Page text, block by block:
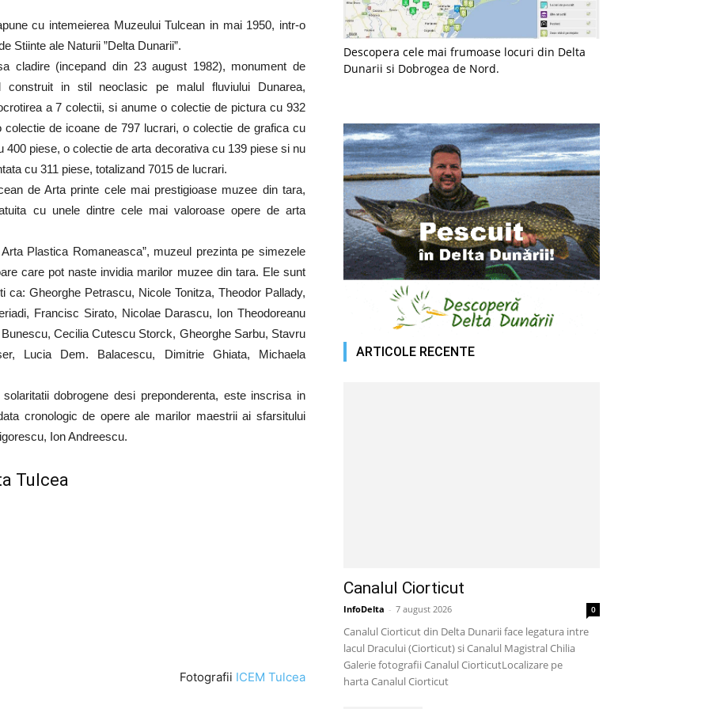
cu intemeierea Muzeului Tulcean in mai 1950, intr-o
Stiinte ale Naturii ”Delta Dunarii”.
cladire (incepand din 23 august 1982), monument de
construit in stil neoclasic pe malul fluviului Dunarea,
a 7 colectii, si anume o colectie de pictura cu 932
de icoane de 797 lucrari, o colectie de grafica cu
piese, o colectie de arta decorativa cu 139 piese si nu
cu 311 piese, totalizand 7015 de lucrari.
de Arta printe cele mai prestigioase muzee din tara,
cu unele dintre cele mai valoroase opere de arta
Plastica Romaneasca”, muzeul prezinta pe simezele
care pot naste invidia marilor muzee din tara. Ele sunt
Gheorghe Petrascu, Nicole Tonitza, Theodor Pallady,
Francisc Sirato, Nicolae Darascu, Ion Theodoreanu
Cecilia Cutescu Storck, Gheorghe Sarbu, Stavru
Lucia Dem. Balacescu, Dimitrie Ghiata, Michaela
dobrogene desi preponderenta, este inscrisa in
cronologic de opere ale marilor maestrii ai sfarsitului
Ion Andreescu.
Tulcea
Fotografii ICEM Tulcea
Descopera cele mai frumoase locuri din Delta
Dunarii si Dobrogea de Nord.
ARTICOLE RECENTE
Canalul Ciorticut
InfoDelta - 7 august 2026 0
Canalul Ciorticut din Delta Dunarii face legatura intre
lacul Dracului (Ciorticut) si Canalul Magistral Chilia
Galerie fotografii Canalul CiorticutLocalizare pe
harta Canalul Ciorticut